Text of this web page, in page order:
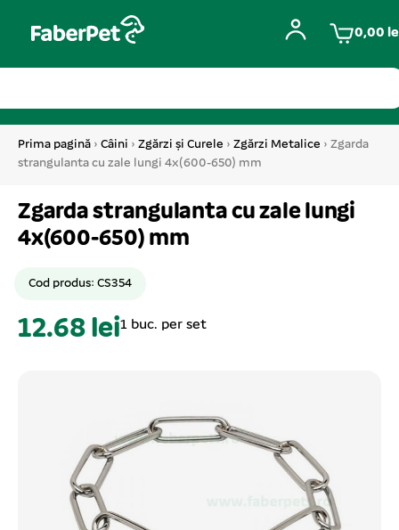
0,00
Prima pagină › Câini › Zgărzi și Curele › Zgărzi Metalice › Zgarda
strangulanta cu zale lungi 4x(600-650) mm
Zgarda strangulanta cu zale lungi
4x(600-650) mm
Cod produs: CS354
12.68 lei1 buc. per set